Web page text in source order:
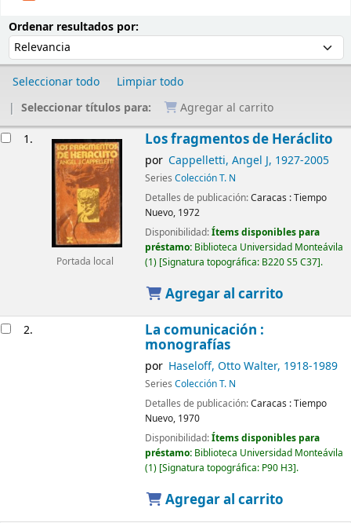
Ordenar resultados por:
Seleccionar todo
Limpiar todo
Seleccionar títulos para:
Agregar al carrito
1.
Portada local
Los fragmentos de Heráclito
por Cappelletti, Angel J, 1927-2005
Series Colección T. N
Detalles de publicación:Caracas :Tiempo
Nuevo, 1972
Disponibilidad:Ítems disponibles para
préstamo: Biblioteca Universidad Monteávila
(1) Signatura topográfica: B220 S5 C37 .
Agregar al carrito
2. La comunicación :
monografías
por Haseloff, Otto Walter, 1918-1989
Series Colección T. N
Detalles de publicación:Caracas :Tiempo
Nuevo, 1970
Disponibilidad:Ítems disponibles para
préstamo: Biblioteca Universidad Monteávila
(1) Signatura topográfica: P90 H3 .
Agregar al carrito